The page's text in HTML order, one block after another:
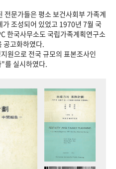
전문가들은 평소 보건사회부 가족계
조성되어 있었고 1970년 7월 국
한국사무소도 국립가족계획연구소
공고화하였다.
원으로 전국 규모의 표본조사인
를 실시하였다.